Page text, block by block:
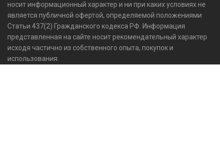
ПОДРОБНЕЕ
носит информационный характер и ни при каких условиях не
является публичной офертой, определяемой положениями
Статьи 437(2) Гражданского кодекса РФ. Информация
представленная на сайте носит рекомендательный характер
исходя частично из собственного опыта, покупок и
использования.